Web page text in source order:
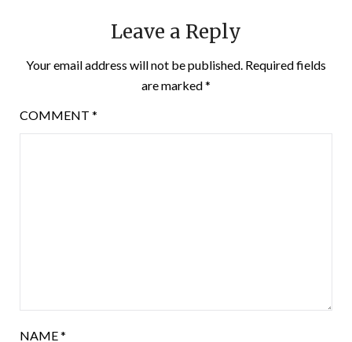
Leave a Reply
Your email address will not be published. Required fields
are marked*
COMMENT *
NAME*